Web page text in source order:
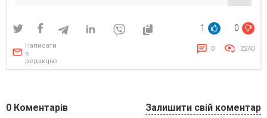
1 0
Написати
в
редакцію
0 2240
0 Коментарів Залишити свій коментар